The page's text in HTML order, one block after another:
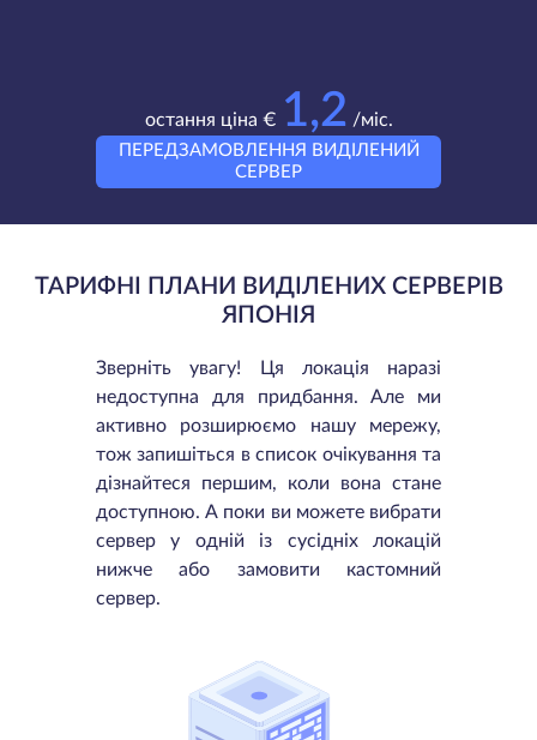
остання ціна € 1,2 /міс.
ПЕРЕДЗАМОВЛЕННЯ ВИДІЛЕНИЙ
СЕРВЕР
ТАРИФНІ ПЛАНИ ВИДІЛЕНИХ СЕРВЕРІВ
ЯПОНІЯ
Зверніть увагу! Ця локація наразі
недоступна для придбання. Але ми
активно розширюємо нашу мережу,
тож запишіться в список очікування та
дізнайтеся першим, коли вона стане
доступною. А поки ви можете вибрати
сервер у одній із сусідніх локацій
нижче або замовити кастомний
сервер.